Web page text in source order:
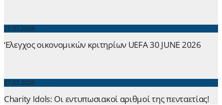
21.07.2026
‘Ελεγχος οικονομικών κριτηρίων UEFA 30 JUNE 2026
07.07.2026
Charity Idols: Οι εντυπωσιακοί αριθμοί της πενταετίας!